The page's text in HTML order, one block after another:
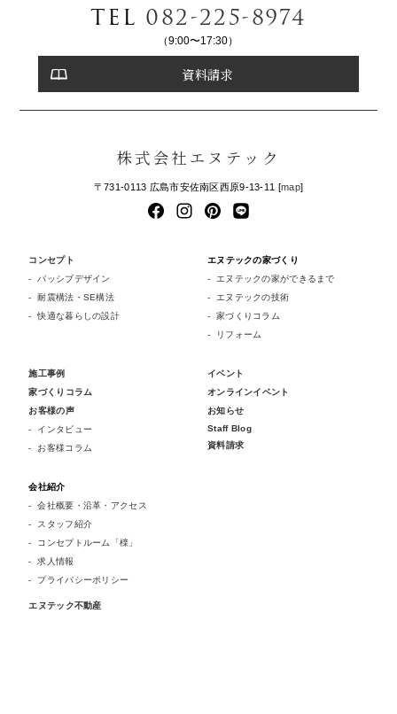
TEL 082-225-8974
（9:00〜17:30）
資料請求
株式会社エヌテック
〒731-0113 広島市安佐南区西原9-13-11 [map]
コンセプト
パッシブデザイン
耐震構法・SE構法
快適な暮らしの設計
エヌテックの家づくり
エヌテックの家ができるまで
エヌテックの技術
家づくりコラム
リフォーム
施工事例
家づくりコラム
お客様の声
インタビュー
お客様コラム
イベント
オンラインイベント
お知らせ
Staff Blog
資料請求
会社紹介
会社概要・沿革・アクセス
スタッフ紹介
コンセプトルーム「檪」
求人情報
プライバシーポリシー
エヌテック不動産